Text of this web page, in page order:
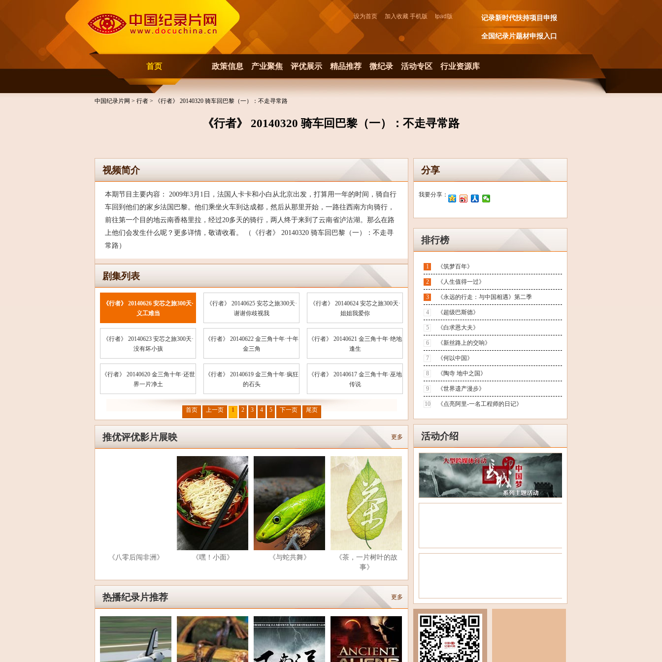
设为首页 加入收藏 手机版 Ipad 版 记录新时代扶持项目申报
全国纪录片题材申报入口
首页 政策信息 产业聚焦 评优展示 精品推荐 微纪录 活动专区 行业资源库
中国纪录片网 > 行者 > 《行者》 20140320 骑车回巴黎（一）：不走寻常路
《行者》 20140320 骑车回巴黎（一）：不走寻常路
视频简介
本期节目主要内容： 2009年3月1日，法国人卡卡和小白从北京出发，打算用一年的时间，骑自行
车回到他们的家乡法国巴黎。他们乘坐火车到达成都，然后从那里开始，一路往西南方向骑行，
前往第一个目的地云南香格里拉，经过20多天的骑行，两人终于来到了云南省泸沽湖。那么在路
上他们会发生什么呢？更多详情，敬请收看。 （《行者》 20140320 骑车回巴黎（一）：不走寻
常路）
剧集列表
《行者》 20140626 安芯之旅300天·
义工难当
《行者》 20140625 安芯之旅300天·
谢谢你歧视我
《行者》 20140624 安芯之旅300天·
姐姐我爱你
《行者》 20140623 安芯之旅300天·
没有坏小孩
《行者》 20140622 金三角十年·十年
金三角
《行者》 20140621 金三角十年·绝地
逢生
《行者》 20140620 金三角十年·还世
界一片净土
《行者》 20140619 金三角十年·疯狂
的石头
《行者》 20140617 金三角十年·巫地
传说
首页 上一页 1 2 3 4 5 下一页 尾页
推优评优影片展映 更多
《八零后闯非洲》 《嘿！小面》 《与蛇共舞》
《茶，一片树叶的故
事》
热播纪录片推荐 更多
分享
我要分享：
排行榜
1 《筑梦百年》
2 《人生值得一过》
3 《永远的行走：与中国相遇》第二季
4 《超级巴斯德》
5 《白求恩大夫》
6 《新丝路上的交响》
7 《何以中国》
8 《陶寺 地中之国》
9 《世界遗产漫步》
10 《点亮阿里-一名工程师的日记》
活动介绍